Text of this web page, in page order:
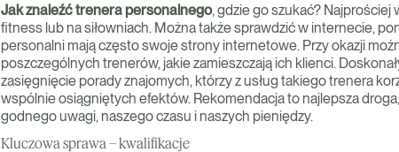
Jak znaleźć trenera personalnego, gdzie go szukać?
fitness lub na siłowniach. Można także sprawdzić w internecie,
personalni mają często swoje strony internetowe. Przy okazji
poszczególnych trenerów, jakie zamieszczają ich klienci.
zasięgnięcie porady znajomych, którzy z usług takiego trenera
wspólnie osiągniętych efektów. Rekomendacja to najlepsza
godnego uwagi, naszego czasu i naszych pieniędzy.
Kluczowa sprawa – kwalifikacje